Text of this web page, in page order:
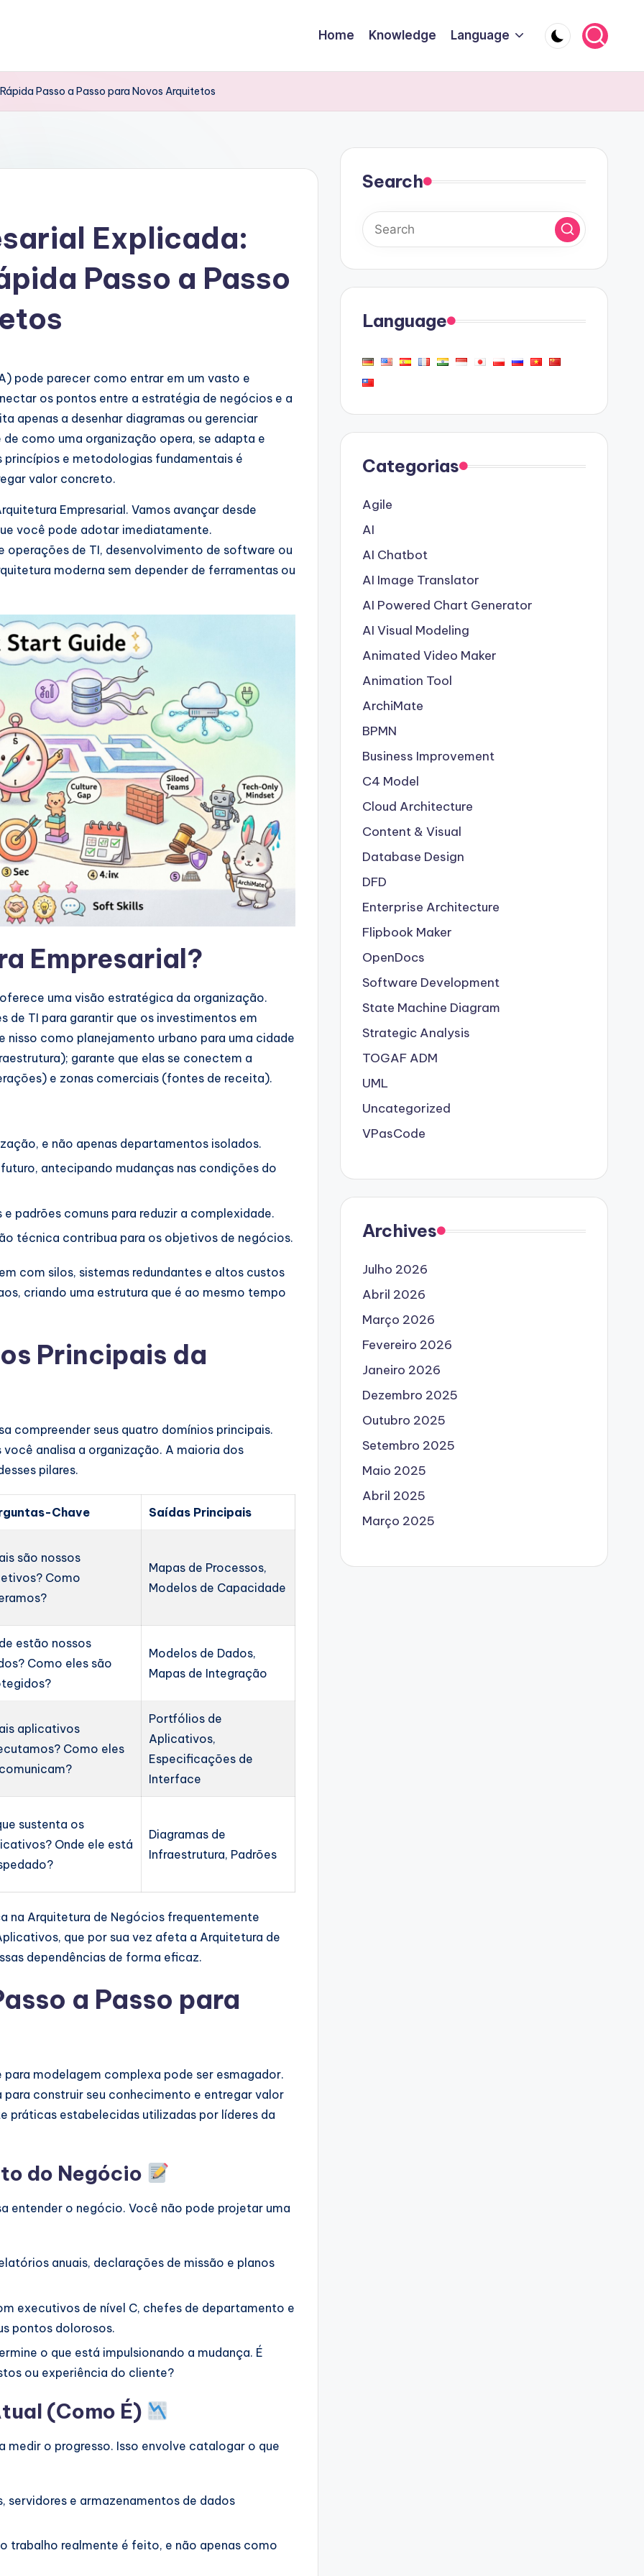
Home Knowledge Language
Passo a Passo para Novos Arquitetos
Explicada:
Passo a Passo
pode parecer como entrar em um vasto e
os pontos entre a estratégia de negócios e a
apenas a desenhar diagramas ou gerenciar
como uma organização opera, se adapta e
e metodologias fundamentais é
valor concreto.
Empresarial. Vamos avançar desde
você pode adotar imediatamente.
operações de TI, desenvolvimento de software ou
moderna sem depender de ferramentas ou
Empresarial?
uma visão estratégica da organização.
de TI para garantir que os investimentos em
nisso como planejamento urbano para uma cidade
garante que elas se conectem a
e zonas comerciais (fontes de receita).
e não apenas departamentos isolados.
antecipando mudanças nas condições do
e padrões comuns para reduzir a complexidade.
técnica contribua para os objetivos de negócios.
com silos, sistemas redundantes e altos custos
criando uma estrutura que é ao mesmo tempo
Principais da
compreender seus quatro domínios principais.
analisa a organização. A maioria dos
pilares.
Chave Saídas Principais
são nossos
Como
Mapas de Processos,
Modelos de Capacidade
estão nossos
Como eles são
Modelos de Dados,
Mapas de Integração
aplicativos
Como eles
Portfólios de
Aplicativos,
Especificações de
Interface
sustenta os
Onde ele está
Diagramas de
Infraestrutura, Padrões
na Arquitetura de Negócios frequentemente
que por sua vez afeta a Arquitetura de
dependências de forma eficaz.
a Passo para
modelagem complexa pode ser esmagador.
construir seu conhecimento e entregar valor
práticas estabelecidas utilizadas por líderes da
do Negócio
entender o negócio. Você não pode projetar uma
anuais, declarações de missão e planos
executivos de nível C, chefes de departamento e
pontos dolorosos.
o que está impulsionando a mudança. É
ou experiência do cliente?
(Como É)
medir o progresso. Isso envolve catalogar o que
servidores e armazenamentos de dados
trabalho realmente é feito, e não apenas como
Search
Language
Categorias
Agile
AI
AI Chatbot
AI Image Translator
AI Powered Chart Generator
AI Visual Modeling
Animated Video Maker
Animation Tool
ArchiMate
BPMN
Business Improvement
C4 Model
Cloud Architecture
Content & Visual
Database Design
DFD
Enterprise Architecture
Flipbook Maker
OpenDocs
Software Development
State Machine Diagram
Strategic Analysis
TOGAF ADM
UML
Uncategorized
VPasCode
Archives
Julho 2026
Abril 2026
Março 2026
Fevereiro 2026
Janeiro 2026
Dezembro 2025
Outubro 2025
Setembro 2025
Maio 2025
Abril 2025
Março 2025